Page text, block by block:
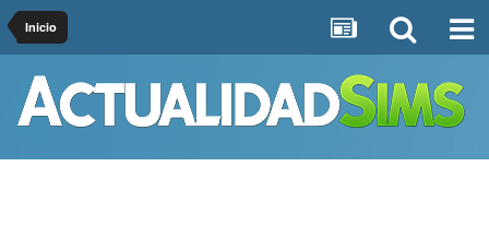
Inicio